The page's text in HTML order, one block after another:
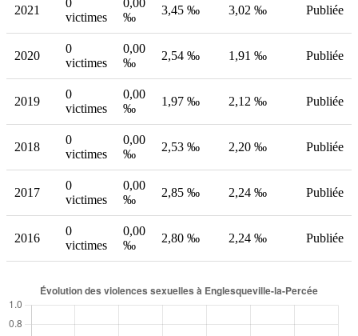
2021
victimes
‰
3,45 ‰ 3,02 ‰ Publiée
2020
0
victimes
0,00
‰
2,54 ‰ 1,91 ‰ Publiée
2019
0
victimes
0,00
‰
1,97 ‰ 2,12 ‰ Publiée
2018
0
victimes
0,00
‰
2,53 ‰ 2,20 ‰ Publiée
2017
0
victimes
0,00
‰
2,85 ‰ 2,24 ‰ Publiée
2016
0
victimes
0,00
‰
2,80 ‰ 2,24 ‰ Publiée